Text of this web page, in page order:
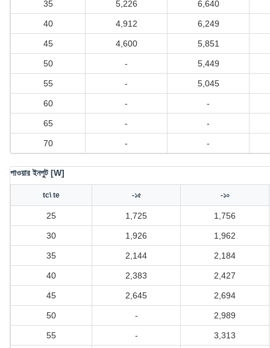
35 5,226 6,640
40 4,912 6,249
45 4,600 5,851
50 - 5,449
55 - 5,045
60 - -
65 - -
70 - -
পাওয়ার ইনপুট [W]
tc\ te -১৫ -১০
25 1,725 1,756
30 1,926 1,962
35 2,144 2,184
40 2,383 2,427
45 2,645 2,694
50 - 2,989
55 - 3,313